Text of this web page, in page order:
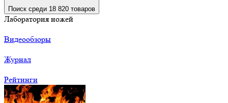
Поиск среди 18 820 товаров
Лаборатория ножей
Видеообзоры
Журнал
Рейтинги